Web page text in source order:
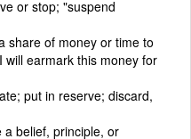
or stop; "suspend
share of money or time to
earmark this money for
put in reserve; discard,
a belief, principle, or